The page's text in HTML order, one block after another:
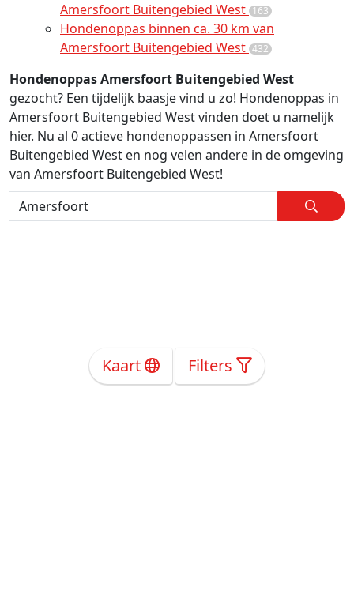
Amersfoort Buitengebied West 163
Hondenoppas binnen ca. 30 km van
Amersfoort Buitengebied West 432
Hondenoppas Amersfoort Buitengebied West
gezocht? Een tijdelijk baasje vind u zo! Hondenoppas in
Amersfoort Buitengebied West vinden doet u namelijk
hier. Nu al 0 actieve hondenoppassen in Amersfoort
Buitengebied West en nog velen andere in de omgeving
van Amersfoort Buitengebied West!
Kaart Filters